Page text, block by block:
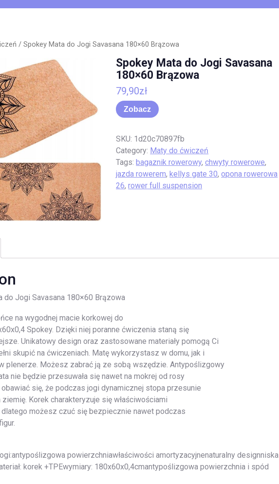
/ Spokey Mata do Jogi Savasana 180×60 Brązowa
Spokey Mata do Jogi Savasana
180×60 Brązowa
79,90zł
Zobacz
SKU: 1d20c70897fb
Category: Maty do ćwiczeń
Tags: bagaznik rowerowy,chwyty rowerowe,
jazda rowerem, kellys gate 30,opona rowerowa
26,rower full suspension
do Jogi Savasana 180×60 Brązowa
na wygodnej macie korkowej do
Spokey. Dzięki niej poranne ćwiczenia staną się
Unikatowy design oraz zastosowane materiały pomogą Ci
skupić na ćwiczeniach. Matę wykorzystasz w domu, jak i
plenerze. Możesz zabrać ją ze sobą wszędzie. Antypoślizgowy
nie będzie przesuwała się nawet na mokrej od rosy
się, że podczas jogi dynamicznej stopa przesunie
ziemię. Korek charakteryzuje się właściwościami
możesz czuć się bezpiecznie nawet podczas
powierzchniawłaściwości amortyzacyjnenaturalny designniska
korek +TPEwymiary: 180x60x0,4cmantypoślizgowa powierzchnia i spód